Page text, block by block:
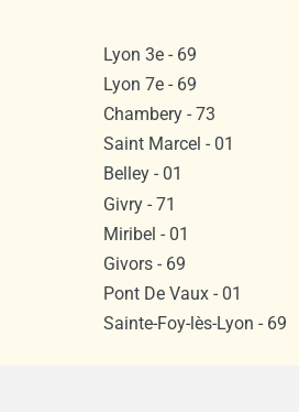
Lyon 3e - 69
Lyon 7e - 69
Chambery - 73
Saint Marcel - 01
Belley - 01
Givry - 71
Miribel - 01
Givors - 69
Pont De Vaux - 01
Sainte-Foy-lès-Lyon - 69